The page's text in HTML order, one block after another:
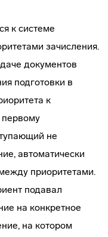
к системе
зачисления.
документов
подготовки в
к
не
автоматически
приоритетами.
подавал
на конкретное
на котором